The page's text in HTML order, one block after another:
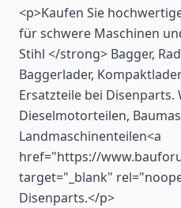
<p>Kaufen Sie
für schwere Maschinen
Stihl </strong> Bagger,
Baggerlader,
Ersatzteile bei
Dieselmotorteilen,
Landmaschinenteilen<a
href="https://
target="_blank"
Disenparts.</p>